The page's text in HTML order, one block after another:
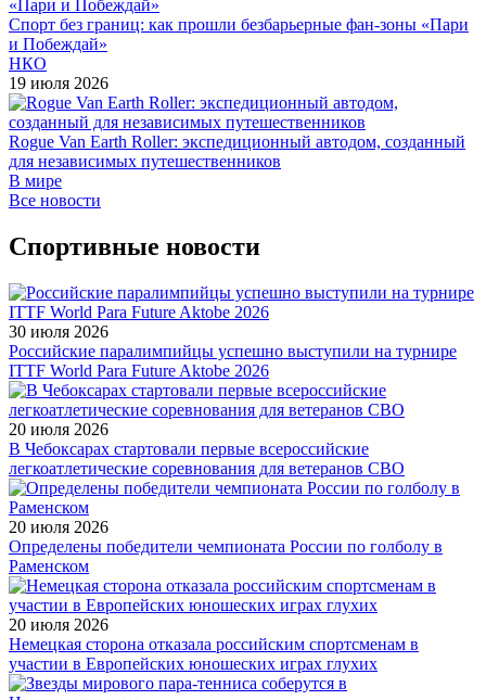
Спорт без границ: как прошли безбарьерные фан-зоны «Пари
и Побеждай»
НКО
19 июля 2026
Rogue Van Earth Roller: экспедиционный автодом, созданный
для независимых путешественников
В мире
Все новости
Спортивные новости
30 июля 2026
Российские паралимпийцы успешно выступили на турнире
ITTF World Para Future Aktobe 2026
20 июля 2026
В Чебоксарах стартовали первые всероссийские
легкоатлетические соревнования для ветеранов СВО
20 июля 2026
Определены победители чемпионата России по голболу в
Раменском
20 июля 2026
Немецкая сторона отказала российским спортсменам в
участии в Европейских юношеских играх глухих